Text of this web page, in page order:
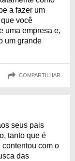
a fazer um
você
uma empresa e,
um grande
COMPARTILHAR
seus pais
tanto que é
com o
das